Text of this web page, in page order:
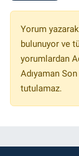
Yorum yazarak
bulunuyor ve
yorumlardan
Adıyaman
tutulamaz.